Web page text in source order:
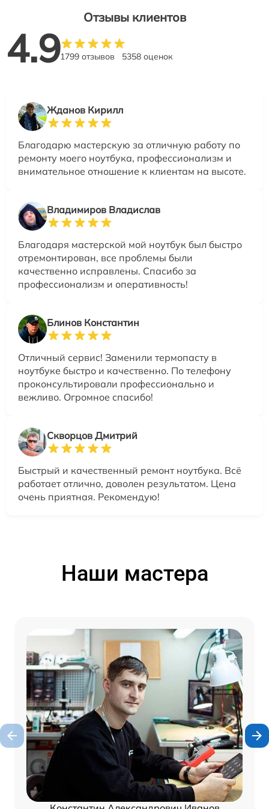
Отзывы клиентов
4.91799 отзывов 5358 оценок
Жданов Кирилл
Благодарю мастерскую за отличную работу по
ремонту моего ноутбука, профессионализм и
внимательное отношение к клиентам на высоте.
Владимиров Владислав
Благодаря мастерской мой ноутбук был быстро
отремонтирован, все проблемы были
качественно исправлены. Спасибо за
профессионализм и оперативность!
Блинов Константин
Отличный сервис! Заменили термопасту в
ноутбуке быстро и качественно. По телефону
проконсультировали профессионально и
вежливо. Огромное спасибо!
Скворцов Дмитрий
Быстрый и качественный ремонт ноутбука. Всё
работает отлично, доволен результатом. Цена
очень приятная. Рекомендую!
Наши мастера